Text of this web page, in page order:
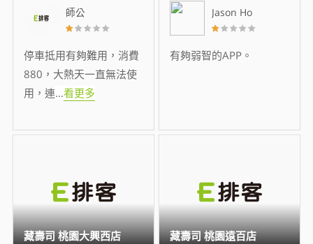
師公
停車抵用有夠難用，消費
880，大熱天一直無法使
用，連...看更多
Jason Ho
有夠弱智的APP。
藏壽司 桃園大興西店 藏壽司 桃園遠百店